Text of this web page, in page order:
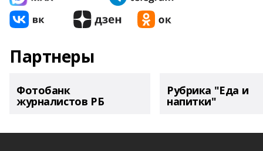
Партнеры
Фотобанк
журналистов РБ
Рубрика "Еда и
напитки"